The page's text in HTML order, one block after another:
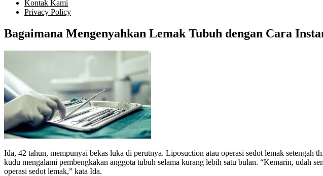
Kontak Kami
Privacy Policy
Bagaimana Mengenyahkan Lemak Tubuh dengan Cara
Ida, 42 tahun, mempunyai bekas luka di perutnya. Liposuction atau operasi sedot lemak setengah
kudu mengalami pembengkakan anggota tubuh selama kurang lebih satu bulan. “Kemarin, udah
operasi sedot lemak,” kata Ida.